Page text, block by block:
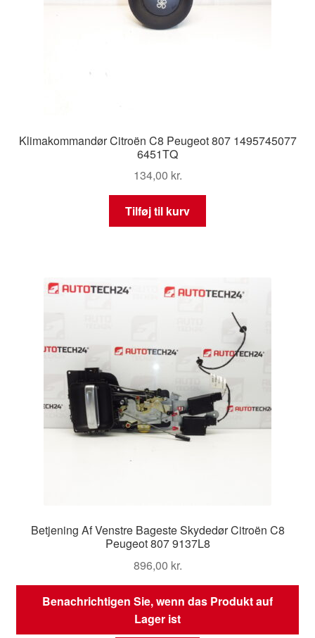
Klimakommandør Citroën C8 Peugeot 807 1495745077
6451TQ
134,00 kr.
Tilføj til kurv
Betjening Af Venstre Bageste Skydedør Citroën C8
Peugeot 807 9137L8
896,00 kr.
Benachrichtigen Sie, wenn das Produkt auf
Lager ist